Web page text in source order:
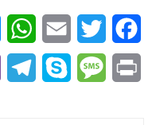
Facebook
Twitter
Email
Print
Message
Skype